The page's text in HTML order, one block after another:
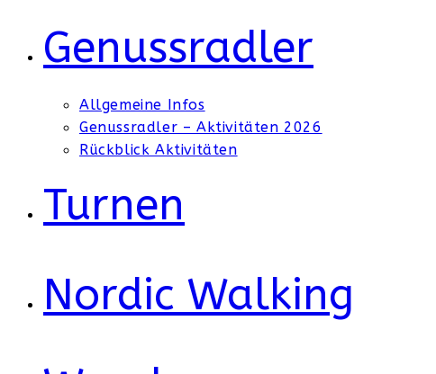
Genussradler
Allgemeine Infos
Genussradler – Aktivitäten 2026
Rückblick Aktivitäten
Turnen
Nordic Walking